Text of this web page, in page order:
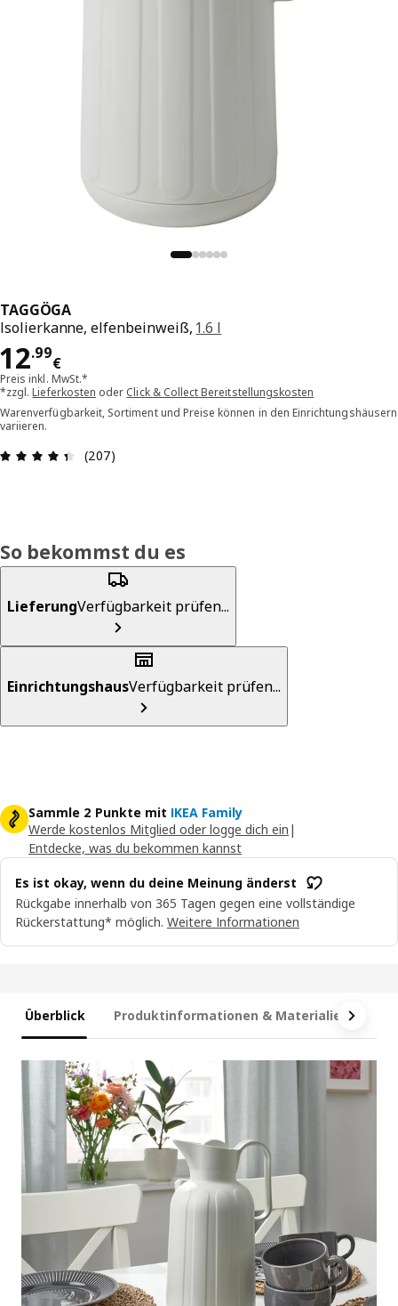
TAGGÖGA
Isolierkanne, elfenbeinweiß, 1.6 l
12.99
€
Preis 12.99€
Preis inkl. MwSt.*
*zzgl.Lieferkosten oder Click & Collect Bereitstellungskosten
Warenverfügbarkeit, Sortiment und Preise können in den Einrichtungshäusern
variieren.
Bewertung: 4.4 von 5 Sterne Alle Bewertungen:
(207)
So bekommst du es
LieferungVerfügbarkeit prüfen...
EinrichtungshausVerfügbarkeit prüfen...
Sammle 2 Punkte mit IKEA Family
Werde kostenlos Mitglied oder logge dich ein |
Entdecke, was du bekommen kannst
Es ist okay, wenn du deine Meinung änderst
Rückgabe innerhalb von 365 Tagen gegen eine vollständige
Rückerstattung* möglich. Weitere Informationen
Überblick Produktinformationen & Materialien